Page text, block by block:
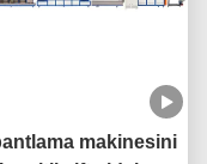
makinesini